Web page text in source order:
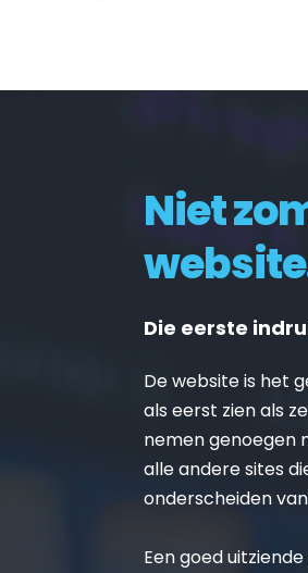
Niet
Die eerste
De website is het
als eerst zien als
nemen genoegen
alle andere sites
onderscheiden
Een goed